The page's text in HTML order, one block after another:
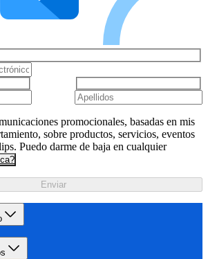
promocionales, basadas en mis
sobre productos, servicios, eventos
Puedo darme de baja en cualquier
Enviar